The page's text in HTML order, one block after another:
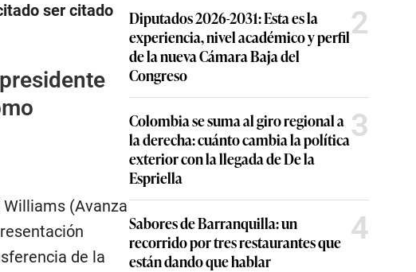
ser citado
(Avanza
de la
Diputados 2026-2031: Esta es la
experiencia, nivel académico y perfil
de la nueva Cámara Baja del
Congreso
2
Colombia se suma al giro regional a
la derecha: cuánto cambia la política
exterior con la llegada de De la
Espriella
3
Sabores de Barranquilla: un
recorrido por tres restaurantes que
están dando que hablar
4